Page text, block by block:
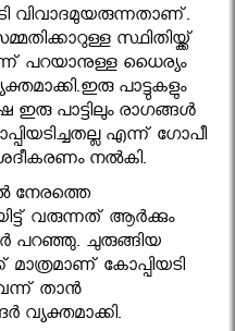
വിവാദമുയരുന്നതാണ്.
സ്ഥിതിയ്ക്ക്
എന്ന് പറയാനുള്ള ധൈര്യം
പാട്ടുകളും
ഇരു പാട്ടിലും രാഗങ്ങള്‍
എന്ന് ഗോപീ
നല്‍കി.
നേരത്തെ
വരുന്നത് ആര്‍ക്കും
പറഞ്ഞു. ചുരുങ്ങിയ
കോപ്പിയടി
താന്‍
വ്യക്തമാക്കി.